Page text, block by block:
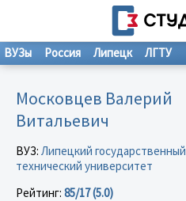
ВУЗы Россия Липецк ЛГТУ
Московцев Валерий
Витальевич
ВУЗ: Липецкий государственный
технический университет
Рейтинг: 85/17 (5.0)